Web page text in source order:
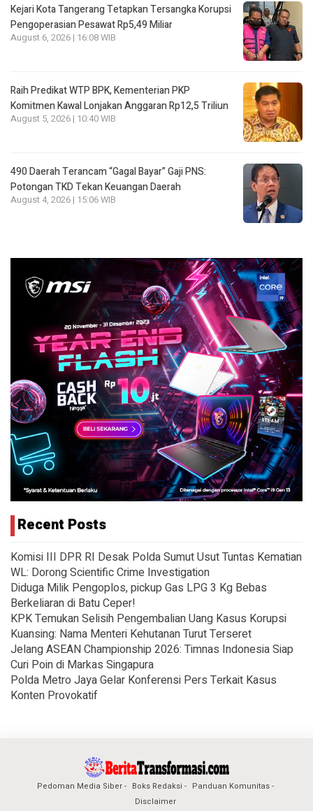
Kejari Kota Tangerang Tetapkan Tersangka Korupsi
Pengoperasian Pesawat Rp5,49 Miliar
August 6, 2026 | 16:08 WIB
Raih Predikat WTP BPK, Kementerian PKP
Komitmen Kawal Lonjakan Anggaran Rp12,5 Triliun
August 5, 2026 | 10:40 WIB
490 Daerah Terancam “Gagal Bayar” Gaji PNS:
Potongan TKD Tekan Keuangan Daerah
August 4, 2026 | 15:06 WIB
Recent Posts
Komisi III DPR RI Desak Polda Sumut Usut Tuntas Kematian
WL: Dorong Scientific Crime Investigation
Diduga Milik Pengoplos, pickup Gas LPG 3 Kg Bebas
Berkeliaran di Batu Ceper!
KPK Temukan Selisih Pengembalian Uang Kasus Korupsi
Kuansing: Nama Menteri Kehutanan Turut Terseret
Jelang ASEAN Championship 2026: Timnas Indonesia Siap
Curi Poin di Markas Singapura
Polda Metro Jaya Gelar Konferensi Pers Terkait Kasus
Konten Provokatif
Pedoman Media Siber Boks Redaksi
Panduan Komunitas
Disclaimer